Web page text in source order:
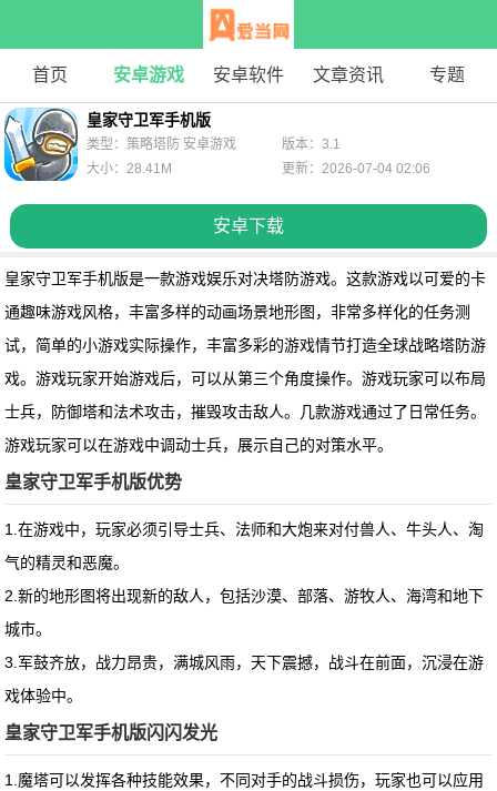
首页 安卓游戏 安卓软件 文章资讯 专题
皇家守卫军手机版
安卓下载
类型：策略塔防 安卓游戏
版本：3.1
大小：28.41M
更新：2026-07-04 02:06
皇家守卫军手机版是一款游戏娱乐对决塔防游戏。这款游戏以可爱的卡
通趣味游戏风格，丰富多样的动画场景地形图，非常多样化的任务测
试，简单的小游戏实际操作，丰富多彩的游戏情节打造全球战略塔防游
戏。游戏玩家开始游戏后，可以从第三个角度操作。游戏玩家可以布局
士兵，防御塔和法术攻击，摧毁攻击敌人。几款游戏通过了日常任务。
游戏玩家可以在游戏中调动士兵，展示自己的对策水平。
皇家守卫军手机版优势
1.在游戏中，玩家必须引导士兵、法师和大炮来对付兽人、牛头人、淘
气的精灵和恶魔。
2.新的地形图将出现新的敌人，包括沙漠、部落、游牧人、海湾和地下
城市。
3.军鼓齐放，战力昂贵，满城风雨，天下震撼，战斗在前面，沉浸在游
戏体验中。
皇家守卫军手机版闪闪发光
1.魔塔可以发挥各种技能效果，不同对手的战斗损伤，玩家也可以应用